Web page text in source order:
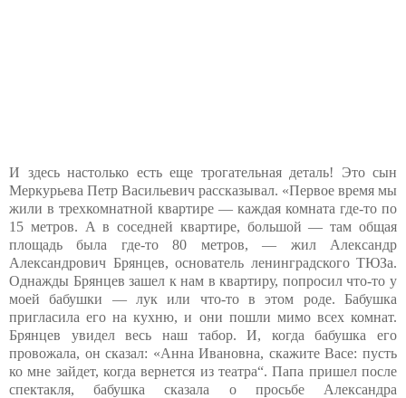
И здесь настолько есть еще трогательная деталь! Это сын
Меркурьева Петр Васильевич рассказывал. «Первое время мы
жили в трехкомнатной квартире — каждая комната где-то по
15 метров. А в соседней квартире, большой — там общая
площадь была где-то 80 метров, — жил Александр
Александрович Брянцев, основатель ленинградского ТЮЗа.
Однажды Брянцев зашел к нам в квартиру, попросил что-то у
моей бабушки — лук или что-то в этом роде. Бабушка
пригласила его на кухню, и они пошли мимо всех комнат.
Брянцев увидел весь наш табор. И, когда бабушка его
провожала, он сказал: «Анна Ивановна, скажите Васе: пусть
ко мне зайдет, когда вернется из театра“. Папа пришел после
спектакля, бабушка сказала о просьбе Александра